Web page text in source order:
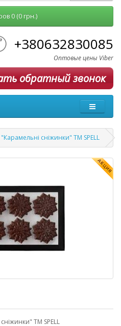
0 (0 грн.)
+380632830085
Оптовые цены Viber
обратный звонок
сніжинки" ТМ SPELL
ТМ SPELL